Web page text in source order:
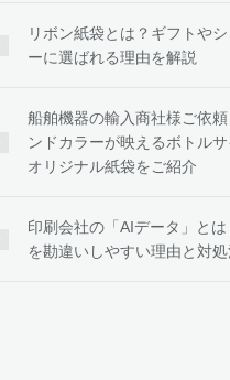
リボン紙袋とは？ギフトや
ーに選ばれる理由を解説
船舶機器の輸入商社様ご依頼
ンドカラーが映えるボトル
オリジナル紙袋をご紹介
印刷会社の「AIデータ」とは
を勘違いしやすい理由と対